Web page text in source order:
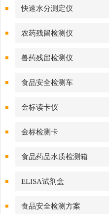
快速水分测定仪
农药残留检测仪
兽药残留检测仪
食品安全检测车
金标读卡仪
金标检测卡
食品药品水质检测箱
ELISA试剂盒
食品安全检测方案